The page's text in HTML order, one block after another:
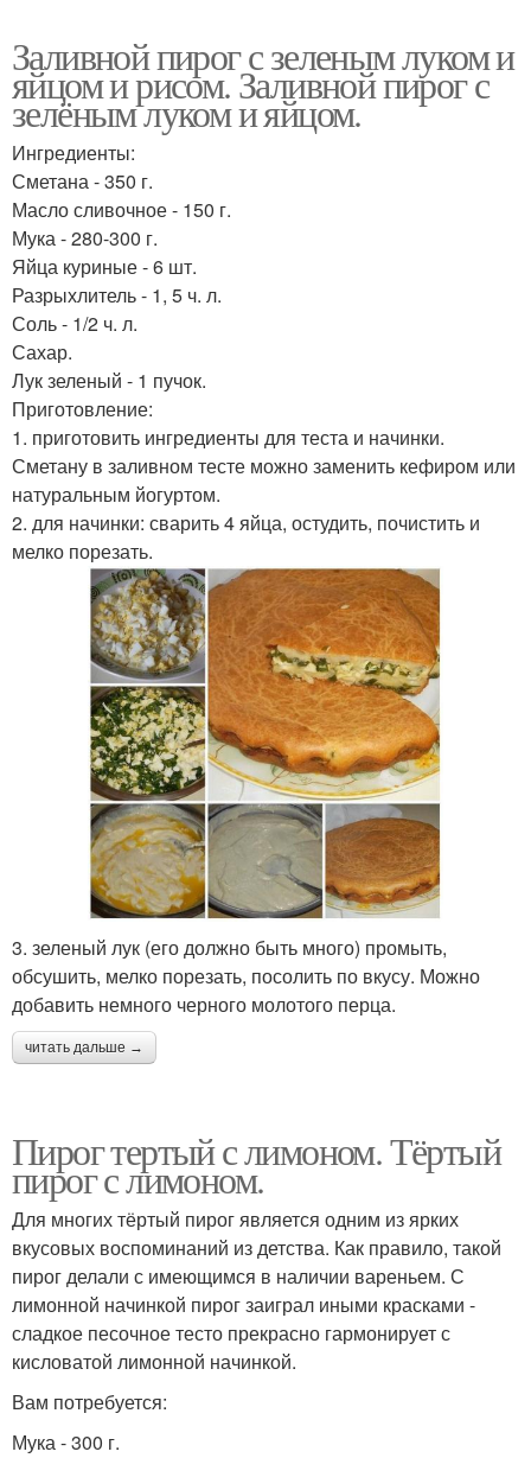
Заливной пирог с зеленым луком и
яйцом и рисом. Заливной пирог с
зелёным луком и яйцом.
Ингредиенты:
Сметана - 350 г.
Масло сливочное - 150 г.
Мука - 280-300 г.
Яйца куриные - 6 шт.
Разрыхлитель - 1, 5 ч. л.
Соль - 1/2 ч. л.
Сахар.
Лук зеленый - 1 пучок.
Приготовление:
1. приготовить ингредиенты для теста и начинки.
Сметану в заливном тесте можно заменить кефиром или
натуральным йогуртом.
2. для начинки: сварить 4 яйца, остудить, почистить и
мелко порезать.
3. зеленый лук (его должно быть много) промыть,
обсушить, мелко порезать, посолить по вкусу. Можно
добавить немного черного молотого перца.
читать дальше →
Пирог тертый с лимоном. Тёртый
пирог с лимоном.
Для многих тёртый пирог является одним из ярких
вкусовых воспоминаний из детства. Как правило, такой
пирог делали с имеющимся в наличии вареньем. С
лимонной начинкой пирог заиграл иными красками -
сладкое песочное тесто прекрасно гармонирует с
кисловатой лимонной начинкой.
Вам потребуется:
Мука - 300 г.